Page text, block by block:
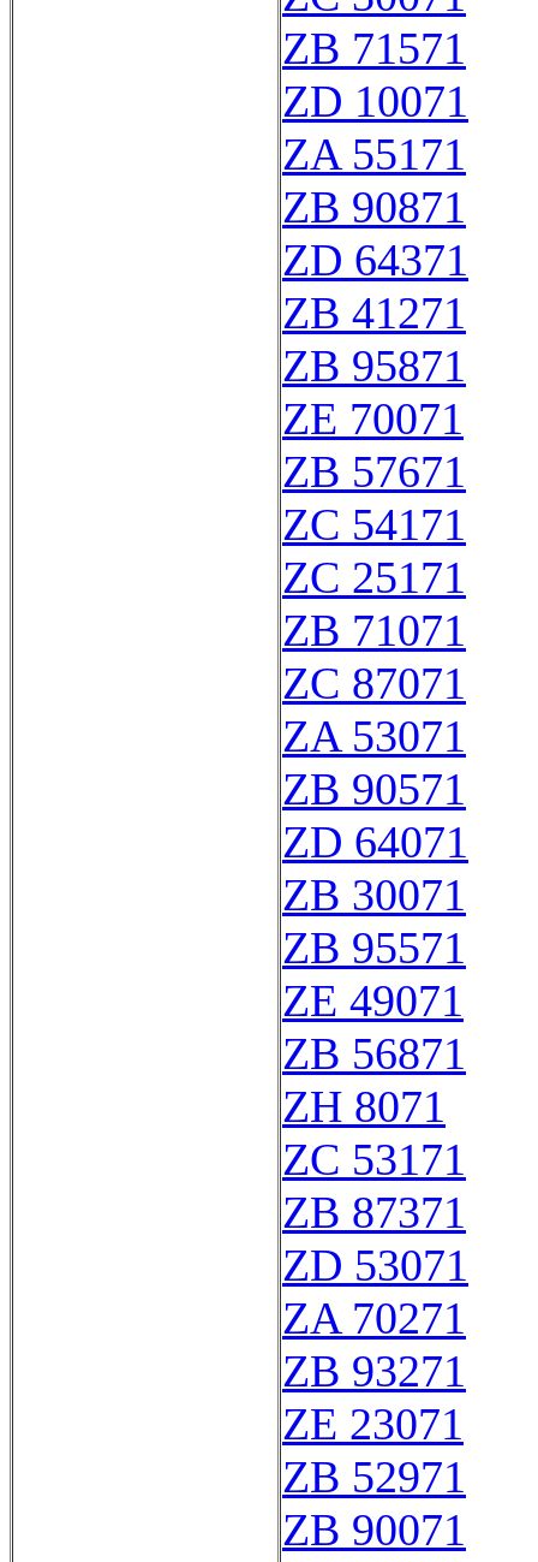
ZB 71571
ZD 10071
ZA 55171
ZB 90871
ZD 64371
ZB 41271
ZB 95871
ZE 70071
ZB 57671
ZC 54171
ZC 25171
ZB 71071
ZC 87071
ZA 53071
ZB 90571
ZD 64071
ZB 30071
ZB 95571
ZE 49071
ZB 56871
ZH 8071
ZC 53171
ZB 87371
ZD 53071
ZA 70271
ZB 93271
ZE 23071
ZB 52971
ZB 90071